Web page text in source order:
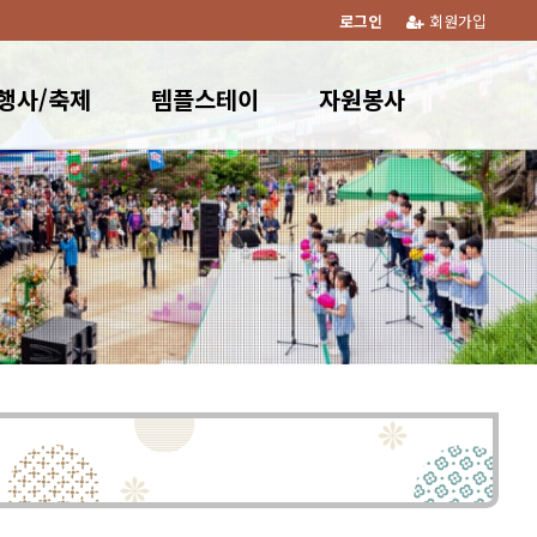
회원가입
로그인
사/축제 템플스테이 자원봉사